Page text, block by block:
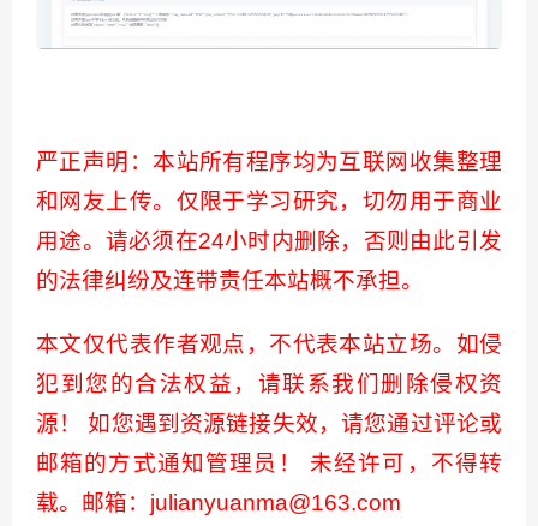
严正声明：本站所有程序均为互联网收集整理
和网友上传。仅限于学习研究，切勿用于商业
用途。请必须在24小时内删除，否则由此引发
的法律纠纷及连带责任本站概不承担。
本文仅代表作者观点，不代表本站立场。如侵
犯到您的合法权益，请联系我们删除侵权资
源！ 如您遇到资源链接失效，请您通过评论或
邮箱的方式通知管理员！ 未经许可，不得转
载。邮箱：julianyuanma@163.com